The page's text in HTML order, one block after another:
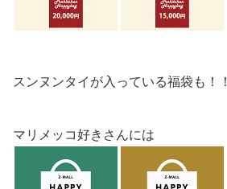
スンヌンタイが入っている福袋も！！
マリメッコ好きさんには